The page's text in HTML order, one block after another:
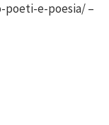
poeti-e-poesia/ –